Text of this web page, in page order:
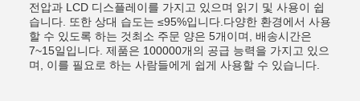
전압과 LCD 디스플레이를 가지고 있으며 읽기 및 사용이 쉽
습니다. 또한 상대 습도는 ≤95%입니다.다양한 환경에서 사용
할 수 있도록 하는 것최소 주문 양은 5개이며, 배송시간은
7~15일입니다. 제품은 100000개의 공급 능력을 가지고 있으
며, 이를 필요로 하는 사람들에게 쉽게 사용할 수 있습니다.